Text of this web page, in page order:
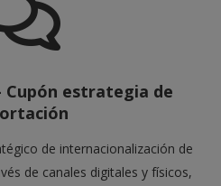
Cupón estrategia de
de internacionalización de
de canales digitales y físicos,